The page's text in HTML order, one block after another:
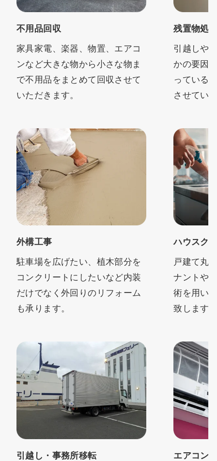
不用品回収
家具家電、楽器、物置、エアコ
ンなど大きな物から小さな物ま
で不用品をまとめて回収させて
いただきます。
残置物処
引越しや
かの要因
っている
させてい
外構工事
駐車場を広げたい、植木部分を
コンクリートにしたいなど内装
だけでなく外回りのリフォーム
も承ります。
ハウスク
戸建て丸
ナントや
術を用い
致します
引越し・事務所移転 エアコン